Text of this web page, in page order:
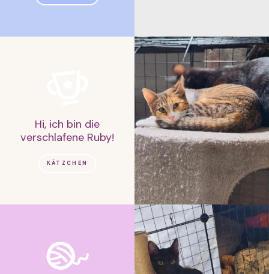
Hi, ich bin die
verschlafene Ruby!
KÄTZCHEN